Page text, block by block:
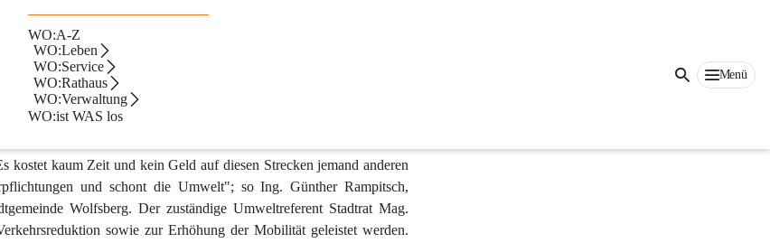
WO:A-Z
WO:Leben
WO:Service
WO:Rathaus
WO:Verwaltung
WO:ist WAS los
Menü
die Mitfahrbankerl der Stadtgemeinde Wolfsberg. Will man z.B. in
in die Halterung und wartet darauf mitgenommen zu werden.
Michael aus hat man somit die Möglichkeit - neben Wolfsberg - in
kaum Zeit und kein Geld auf diesen Strecken jemand anderen
und schont die Umwelt"; so Ing. Günther Rampitsch,
Wolfsberg. Der zuständige Umweltreferent Stadtrat Mag.
sowie zur Erhöhung der Mobilität geleistet werden.